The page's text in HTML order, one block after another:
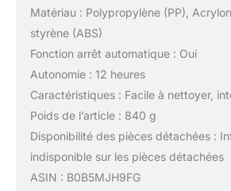
Matériau : Polypropylène (PP),
styrène (ABS)
Fonction arrêt automatique : Oui
Autonomie : 12 heures
Caractéristiques : Facile à nettoyer,
Poids de l’article : 840 g
Disponibilité des pièces détachées :
indisponible sur les pièces détachées
ASIN : B0B5MJH9FG